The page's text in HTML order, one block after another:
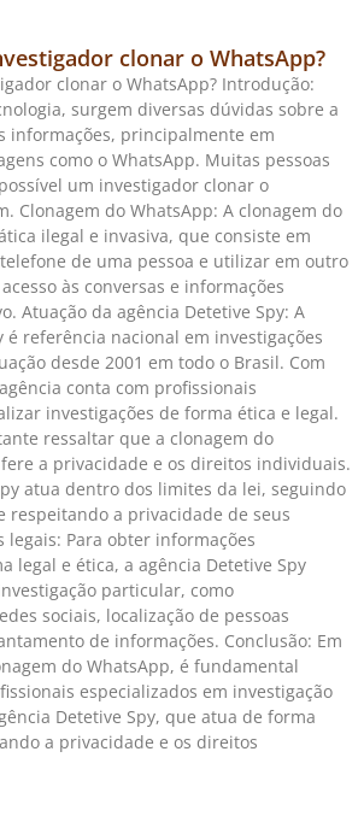
clonar o WhatsApp?
clonar o WhatsApp? Introdução:
surgem diversas dúvidas sobre a
informações, principalmente em
como o WhatsApp. Muitas pessoas
um investigador clonar o
Clonagem do WhatsApp: A clonagem do
ilegal e invasiva, que consiste em
de uma pessoa e utilizar em outro
às conversas e informações
Atuação da agência Detetive Spy: A
é referência nacional em investigações
desde 2001 em todo o Brasil. Com
conta com profissionais
investigações de forma ética e legal.
ressaltar que a clonagem do
a privacidade e os direitos individuais.
atua dentro dos limites da lei, seguindo
respeitando a privacidade de seus
legais: Para obter informações
legal e ética, a agência Detetive Spy
particular, como
sociais, localização de pessoas
de informações. Conclusão: Em
do WhatsApp, é fundamental
especializados em investigação
Detetive Spy, que atua de forma
a privacidade e os direitos